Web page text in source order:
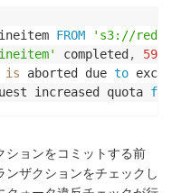
FROM
's3://
completed ,
is aborted due to
increased quota for
ションをコミットする前
ザクションをチェックし